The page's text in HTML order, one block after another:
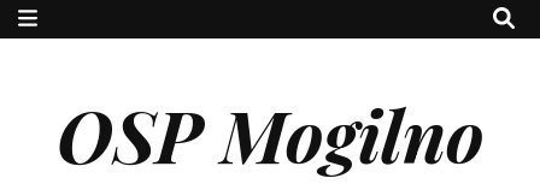
OSP Mogilno